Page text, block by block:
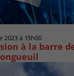
2023 à 15h00
à la barre